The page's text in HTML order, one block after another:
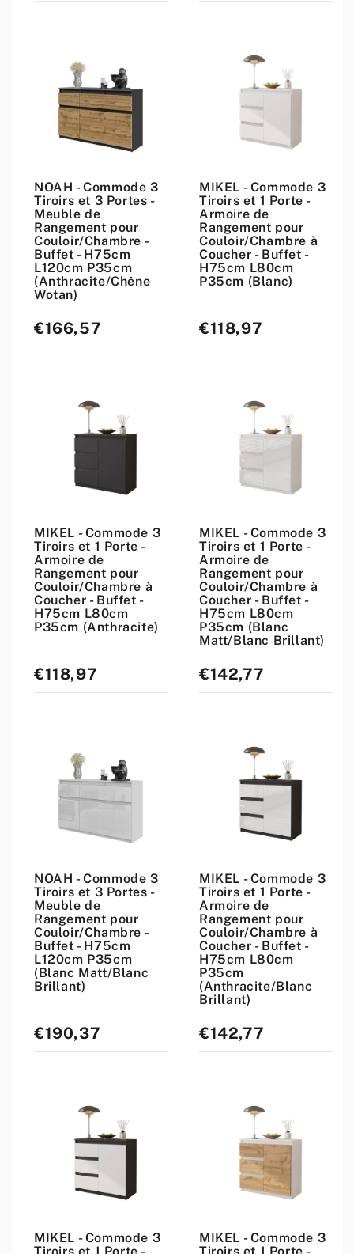
NOAH - Commode 3
Tiroirs et 3 Portes -
Meuble de
Rangement pour
Couloir/Chambre -
Buffet - H75cm
L120cm P35cm
(Anthracite/Chêne
Wotan)
Prix
standard
€166,57
MIKEL - Commode 3
Tiroirs et 1 Porte -
Armoire de
Rangement pour
Couloir/Chambre à
Coucher - Buffet -
H75cm L80cm
P35cm (Blanc)
Prix
standard
€118,97
MIKEL - Commode 3
Tiroirs et 1 Porte -
Armoire de
Rangement pour
Couloir/Chambre à
Coucher - Buffet -
H75cm L80cm
P35cm (Anthracite)
Prix
standard
€118,97
MIKEL - Commode 3
Tiroirs et 1 Porte -
Armoire de
Rangement pour
Couloir/Chambre à
Coucher - Buffet -
H75cm L80cm
P35cm (Blanc
Matt/Blanc Brillant)
Prix
standard
€142,77
NOAH - Commode 3
Tiroirs et 3 Portes -
Meuble de
Rangement pour
Couloir/Chambre -
Buffet - H75cm
L120cm P35cm
(Blanc Matt/Blanc
Brillant)
Prix
standard
€190,37
MIKEL - Commode 3
Tiroirs et 1 Porte -
Armoire de
Rangement pour
Couloir/Chambre à
Coucher - Buffet -
H75cm L80cm
P35cm
(Anthracite/Blanc
Brillant)
Prix
standard
€142,77
MIKEL - Commode 3
MIKEL - Commode 3